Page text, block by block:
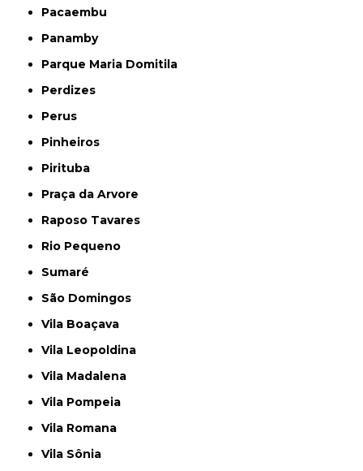
Pacaembu
Panamby
Parque Maria Domitila
Perdizes
Perus
Pinheiros
Pirituba
Praça da Arvore
Raposo Tavares
Rio Pequeno
Sumaré
São Domingos
Vila Boaçava
Vila Leopoldina
Vila Madalena
Vila Pompeia
Vila Romana
Vila Sônia